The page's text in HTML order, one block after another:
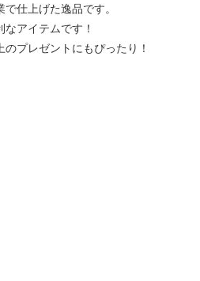
仕上げた逸品です。
アイテムです！
プレゼントにもぴったり！